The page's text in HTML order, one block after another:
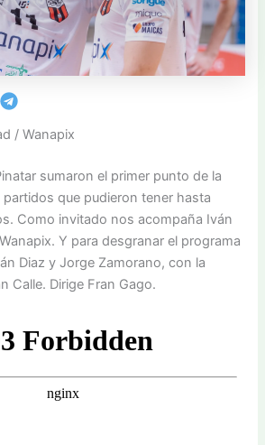
/ Wanapix
sumaron el primer punto de la
que pudieron tener hasta
Como invitado nos acompaña Iván
Y para desgranar el programa
Diaz y Jorge Zamorano, con la
Calle. Dirige Fran Gago.